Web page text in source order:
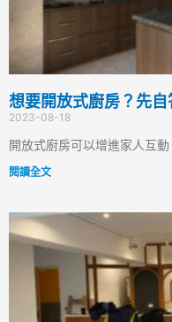
想要開放式廚房？先
2023-08-18
開放式廚房可以增進家人互
閱讀全文